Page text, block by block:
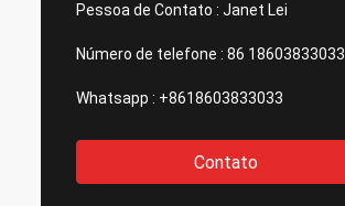
Pessoa de Contato : Janet Lei
Número de telefone : 86 18603833033
Whatsapp : +8618603833033
Contato